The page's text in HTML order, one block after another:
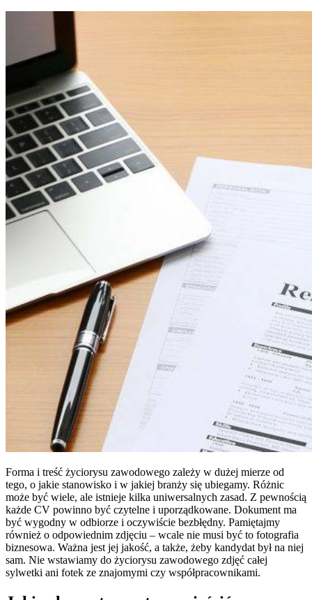
Forma i treść życiorysu zawodowego zależy w dużej mierze od
tego, o jakie stanowisko i w jakiej branży się ubiegamy. Różnic
może być wiele, ale istnieje kilka uniwersalnych zasad. Z pewnością
każde CV powinno być czytelne i uporządkowane. Dokument ma
być wygodny w odbiorze i oczywiście bezbłędny. Pamiętajmy
również o odpowiednim zdjęciu – wcale nie musi być to fotografia
biznesowa. Ważna jest jej jakość, a także, żeby kandydat był na niej
sam. Nie wstawiamy do życiorysu zawodowego zdjęć całej
sylwetki ani fotek ze znajomymi czy współpracownikami.